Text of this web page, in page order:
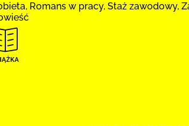
Romans w pracy, Staż zawodowy,